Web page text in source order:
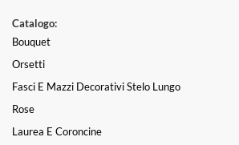
Catalogo:
Bouquet
Orsetti
Fasci E Mazzi Decorativi Stelo Lungo
Rose
Laurea E Coroncine